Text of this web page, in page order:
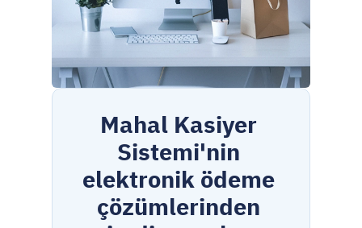
Mahal Kasiyer
Sistemi'nin
elektronik ödeme
çözümlerinden